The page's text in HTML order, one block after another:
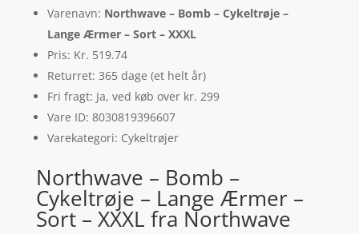
Varenavn: Northwave – Bomb – Cykeltrøje –
Lange Ærmer – Sort – XXXL
Pris: Kr. 519.74
Returret: 365 dage (et helt år)
Fri fragt: Ja, ved køb over kr. 299
Vare ID: 8030819396607
Varekategori: Cykeltrøjer
Northwave – Bomb –
Cykeltrøje – Lange Ærmer –
Sort – XXXL fra Northwave